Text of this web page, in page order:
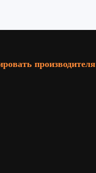
производителя